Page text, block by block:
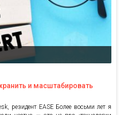
и масштабировать
резидент EASE Более восьми лет я